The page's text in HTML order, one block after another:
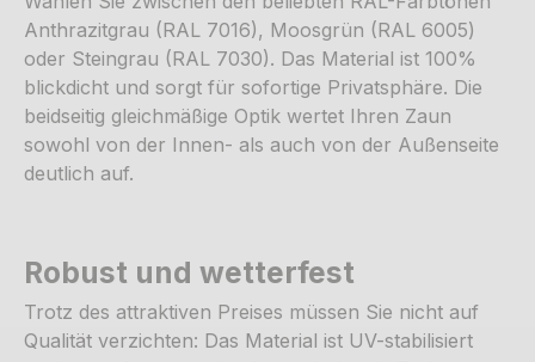
Anthrazitgrau (RAL 7016), Moosgrün (RAL 6005)
oder Steingrau (RAL 7030). Das Material ist 100%
blickdicht und sorgt für sofortige Privatsphäre. Die
beidseitig gleichmäßige Optik wertet Ihren Zaun
sowohl von der Innen- als auch von der Außenseite
deutlich auf.
Robust und wetterfest
Trotz des attraktiven Preises müssen Sie nicht auf
Qualität verzichten: Das Material ist UV-stabilisiert